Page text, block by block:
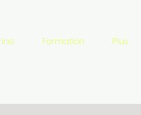
Formation Plus